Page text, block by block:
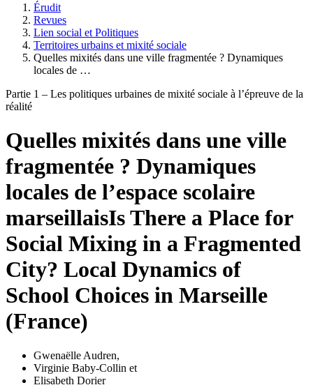
Érudit
Revues
Lien social et Politiques
Territoires urbains et mixité sociale
Quelles mixités dans une ville fragmentée ? Dynamiques
locales de …
Partie 1 – Les politiques urbaines de mixité sociale à l’épreuve de la
réalité
Quelles mixités dans une ville
fragmentée ? Dynamiques
locales de l’espace scolaire
marseillaisIs There a Place for
Social Mixing in a Fragmented
City? Local Dynamics of
School Choices in Marseille
(France)
Gwenaëlle Audren,
Virginie Baby-Collin et
Elisabeth Dorier